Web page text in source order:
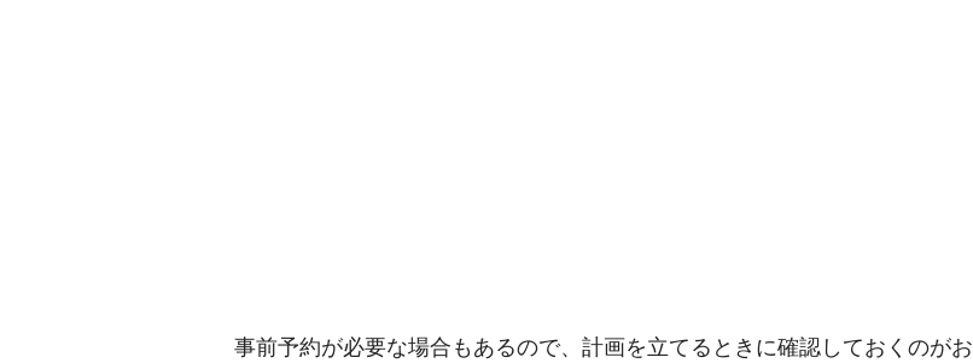
事前予約が必要な場合もあるので、計画を立てるときに確認しておくのがお